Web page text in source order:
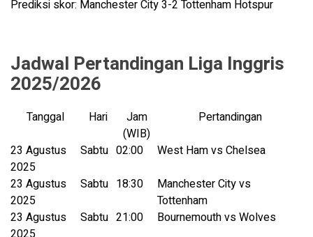
Prediksi skor: Manchester City 3-2 Tottenham Hotspur
Jadwal Pertandingan Liga Inggris
2025/2026
Tanggal Hari
Jam
(WIB)
Pertandingan
23 Agustus
2025
Sabtu 02:00
West Ham vs Chelsea
23 Agustus
2025
Sabtu 18:30
Manchester City vs
Tottenham
23 Agustus
Sabtu 21:00
Bournemouth vs Wolves